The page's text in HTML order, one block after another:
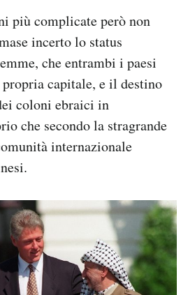
più complicate però non
incerto lo status
che entrambi i paesi
capitale, e il destino
coloni ebraici in
che secondo la stragrande
internazionale